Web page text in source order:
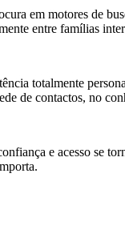
em motores de
entre famílias
totalmente
de contactos, no
e acesso se